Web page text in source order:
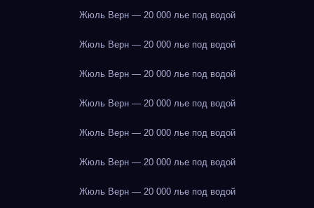
Жюль Верн — 20 000 лье под водой
Жюль Верн — 20 000 лье под водой
Жюль Верн — 20 000 лье под водой
Жюль Верн — 20 000 лье под водой
Жюль Верн — 20 000 лье под водой
Жюль Верн — 20 000 лье под водой
Жюль Верн — 20 000 лье под водой